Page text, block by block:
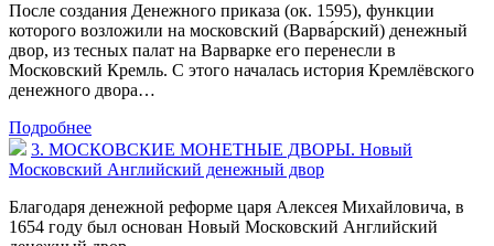
После создания Денежного приказа (ок. 1595), функции
которого возложили на московский (Варва́рский) денежный
двор, из тесных палат на Варварке его перенесли в
Московский Кремль. С этого началась история Кремлёвского
денежного двора…
Подробнее
3. МОСКОВСКИЕ МОНЕТНЫЕ ДВОРЫ. Новый
Московский Английский денежный двор
Благодаря денежной реформе царя Алексея Михайловича, в
1654 году был основан Новый Московский Английский